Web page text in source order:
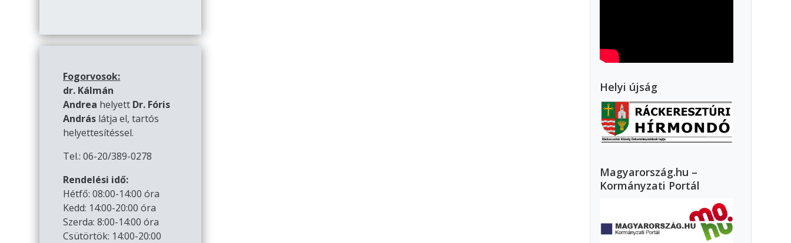
Fogorvosok:
dr. Kálmán
Andrea helyett Dr. Fóris
András látja el, tartós
helyettesítéssel.
Tel.: 06-20/389-0278
Rendelési idő:
Hétfő: 08:00-14:00 óra
Kedd: 14:00-20:00 óra
Szerda: 8:00-14:00 óra
Csütörtök: 14:00-20:00
Helyi újság
Magyarország.hu –
Kormányzati Portál